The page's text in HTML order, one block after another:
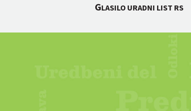
GLASILO URADNI LIST RS